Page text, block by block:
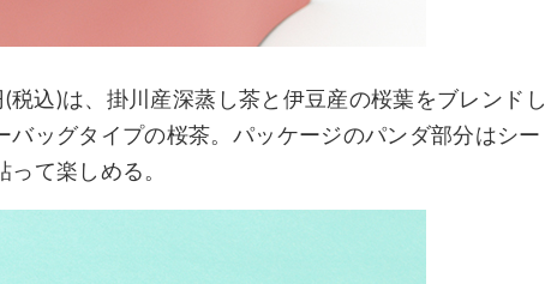
込)は、掛川産深蒸し茶と伊豆産の桜葉をブレンドし
ッグタイプの桜茶。パッケージのパンダ部分はシー
て楽しめる。